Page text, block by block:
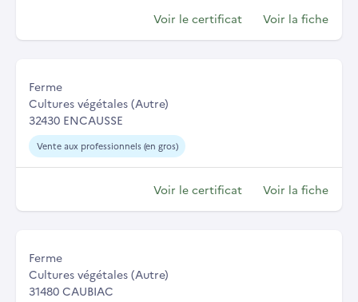
Voir le certificat Voir la fiche
Ferme
Cultures végétales (Autre)
32430 ENCAUSSE
Vente aux professionnels (en gros)
Voir le certificat Voir la fiche
Ferme
Cultures végétales (Autre)
31480 CAUBIAC